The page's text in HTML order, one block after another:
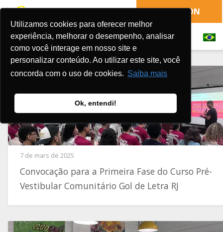
Utilizamos cookies para oferecer melhor
experiência, melhorar o desempenho, analisar
como você interage em nosso site e
personalizar conteúdo. Ao utilizar este site, você
concorda com o uso de cookies. Saiba mais
Ok, entendi!
FAIRE UN DON
7 de mars de 2025
Convocação para a Primeira Fase do Curso Pré-
Vestibular Comunitário Gol de Letra RJ